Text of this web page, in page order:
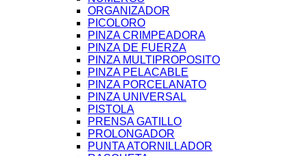
ORGANIZADOR
PICOLORO
PINZA CRIMPEADORA
PINZA DE FUERZA
PINZA MULTIPROPOSITO
PINZA PELACABLE
PINZA PORCELANATO
PINZA UNIVERSAL
PISTOLA
PRENSA GATILLO
PROLONGADOR
PUNTA ATORNILLADOR